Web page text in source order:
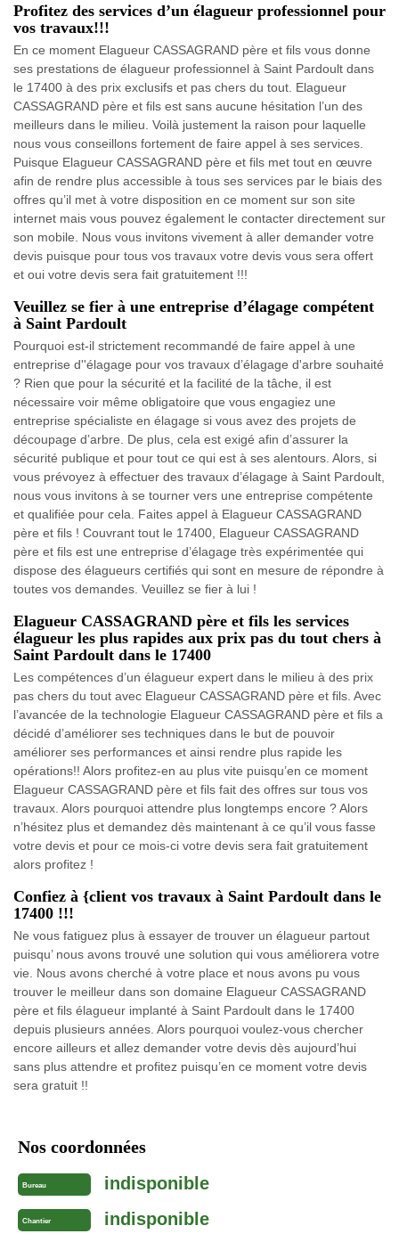
Profitez des services d’un élagueur professionnel pour
vos travaux!!!
En ce moment Elagueur CASSAGRAND père et fils vous donne
ses prestations de élagueur professionnel à Saint Pardoult dans
le 17400 à des prix exclusifs et pas chers du tout. Elagueur
CASSAGRAND père et fils est sans aucune hésitation l’un des
meilleurs dans le milieu. Voilà justement la raison pour laquelle
nous vous conseillons fortement de faire appel à ses services.
Puisque Elagueur CASSAGRAND père et fils met tout en œuvre
afin de rendre plus accessible à tous ses services par le biais des
offres qu’il met à votre disposition en ce moment sur son site
internet mais vous pouvez également le contacter directement sur
son mobile. Nous vous invitons vivement à aller demander votre
devis puisque pour tous vos travaux votre devis vous sera offert
et oui votre devis sera fait gratuitement !!!
Veuillez se fier à une entreprise d’élagage compétent
à Saint Pardoult
Pourquoi est-il strictement recommandé de faire appel à une
entreprise d''élagage pour vos travaux d’élagage d'arbre souhaité
? Rien que pour la sécurité et la facilité de la tâche, il est
nécessaire voir même obligatoire que vous engagiez une
entreprise spécialiste en élagage si vous avez des projets de
découpage d’arbre. De plus, cela est exigé afin d’assurer la
sécurité publique et pour tout ce qui est à ses alentours. Alors, si
vous prévoyez à effectuer des travaux d’élagage à Saint Pardoult,
nous vous invitons à se tourner vers une entreprise compétente
et qualifiée pour cela. Faites appel à Elagueur CASSAGRAND
père et fils ! Couvrant tout le 17400, Elagueur CASSAGRAND
père et fils est une entreprise d’élagage très expérimentée qui
dispose des élagueurs certifiés qui sont en mesure de répondre à
toutes vos demandes. Veuillez se fier à lui !
Elagueur CASSAGRAND père et fils les services
élagueur les plus rapides aux prix pas du tout chers à
Saint Pardoult dans le 17400
Les compétences d’un élagueur expert dans le milieu à des prix
pas chers du tout avec Elagueur CASSAGRAND père et fils. Avec
l’avancée de la technologie Elagueur CASSAGRAND père et fils a
décidé d’améliorer ses techniques dans le but de pouvoir
améliorer ses performances et ainsi rendre plus rapide les
opérations!! Alors profitez-en au plus vite puisqu’en ce moment
Elagueur CASSAGRAND père et fils fait des offres sur tous vos
travaux. Alors pourquoi attendre plus longtemps encore ? Alors
n’hésitez plus et demandez dès maintenant à ce qu’il vous fasse
votre devis et pour ce mois-ci votre devis sera fait gratuitement
alors profitez !
Confiez à {client vos travaux à Saint Pardoult dans le
17400 !!!
Ne vous fatiguez plus à essayer de trouver un élagueur partout
puisqu’ nous avons trouvé une solution qui vous améliorera votre
vie. Nous avons cherché à votre place et nous avons pu vous
trouver le meilleur dans son domaine Elagueur CASSAGRAND
père et fils élagueur implanté à Saint Pardoult dans le 17400
depuis plusieurs années. Alors pourquoi voulez-vous chercher
encore ailleurs et allez demander votre devis dès aujourd’hui
sans plus attendre et profitez puisqu’en ce moment votre devis
sera gratuit !!
Nos coordonnées
Bureau indisponible
Chantier indisponible